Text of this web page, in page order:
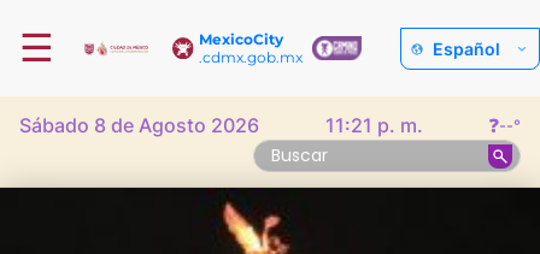
MexicoCity
.cdmx.gob.mx
☰ Español
Sábado 8 de Agosto 2026 11:21 p. m. ❓--°